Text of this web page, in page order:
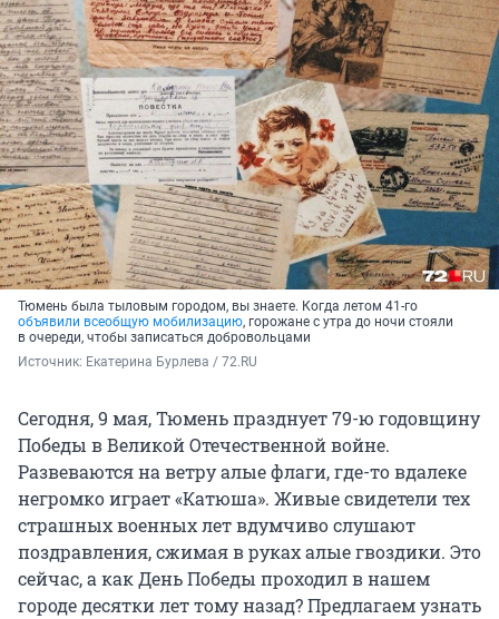
Тюмень была тыловым городом, вы знаете. Когда летом 41-го
объявили всеобщую мобилизацию, горожане с утра до ночи стояли
в очереди, чтобы записаться добровольцами
Источник: Екатерина Бурлева / 72.RU
Сегодня, 9 мая, Тюмень празднует 79-ю годовщину
Победы в Великой Отечественной войне.
Развеваются на ветру алые флаги, где-то вдалеке
негромко играет «Катюша». Живые свидетели тех
страшных военных лет вдумчиво слушают
поздравления, сжимая в руках алые гвоздики. Это
сейчас, а как День Победы проходил в нашем
городе десятки лет тому назад? Предлагаем узнать